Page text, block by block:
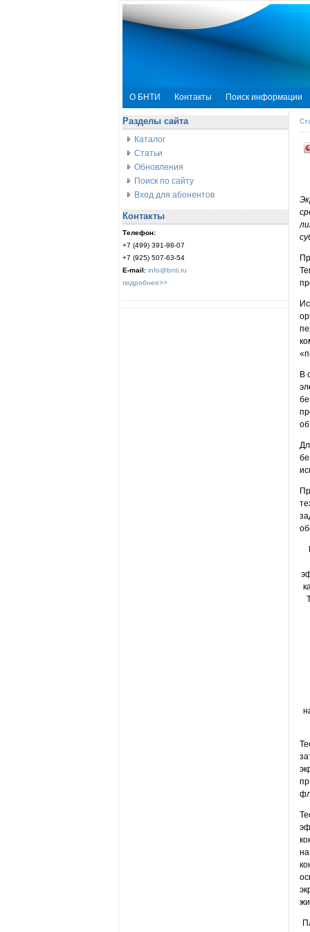
О БНТИ Контакты Поиск информации
Разделы сайта
Каталог
Статьи
Обновления
Поиск по сайту
Вход для абонентов
Контакты
Телефон:
+7 (499) 391-98-07
+7 (925) 507-63-54
E-mail: info@bnti.ru
подробнее>>
В